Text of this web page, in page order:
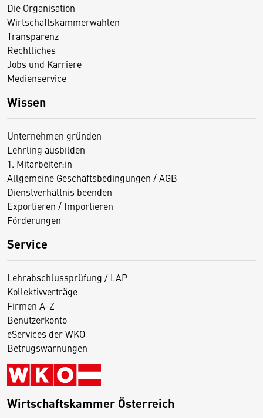
Die Organisation
Wirtschaftskammerwahlen
Transparenz
Rechtliches
Jobs und Karriere
Medienservice
Wissen
Unternehmen gründen
Lehrling ausbilden
1. Mitarbeiter:in
Allgemeine Geschäftsbedingungen / AGB
Dienstverhältnis beenden
Exportieren / Importieren
Förderungen
Service
Lehrabschlussprüfung / LAP
Kollektivverträge
Firmen A-Z
Benutzerkonto
eServices der WKO
Betrugswarnungen
Wirtschaftskammer Österreich